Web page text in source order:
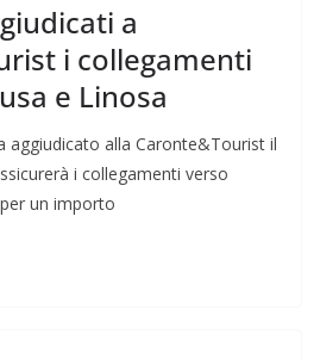
a
i collegamenti
e Linosa
aggiudicato alla Caronte&Tourist il
i collegamenti verso
un importo